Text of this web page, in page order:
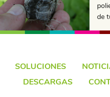
de
SOLUCIONES
DESCARGAS